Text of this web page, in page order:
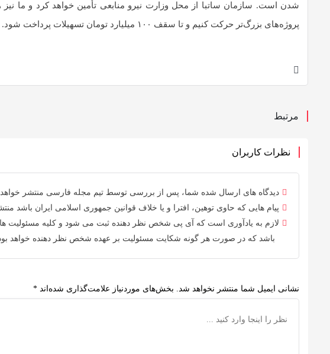
شدن است. سازمان ساتبا از محل وزارت نیرو منابعی تأمین خواهد کرد و ما
پروژه‌های بزرگ‌تر حرکت کنیم و تا سقف ۱۰۰ میلیارد تومان تسهیلات پرداخت شود.
مرتبط
نظرات کاربران
دیدگاه های ارسال شده شما، پس از بررسی توسط تیم مجله فارسی منتشر
پیام هایی که حاوی توهین، افترا و یا خلاف قوانین جمهوری اسلامی ایران باشد
لازم به یادآوری است که آی پی شخص نظر دهنده ثبت می شود و کلیه مسئولیت
باشد که در صورت هر گونه شکایت مسئولیت بر عهده شخص نظر دهنده خواهد
نشانی ایمیل شما منتشر نخواهد شد. بخش‌های موردنیاز علامت‌گذاری شده‌اند *